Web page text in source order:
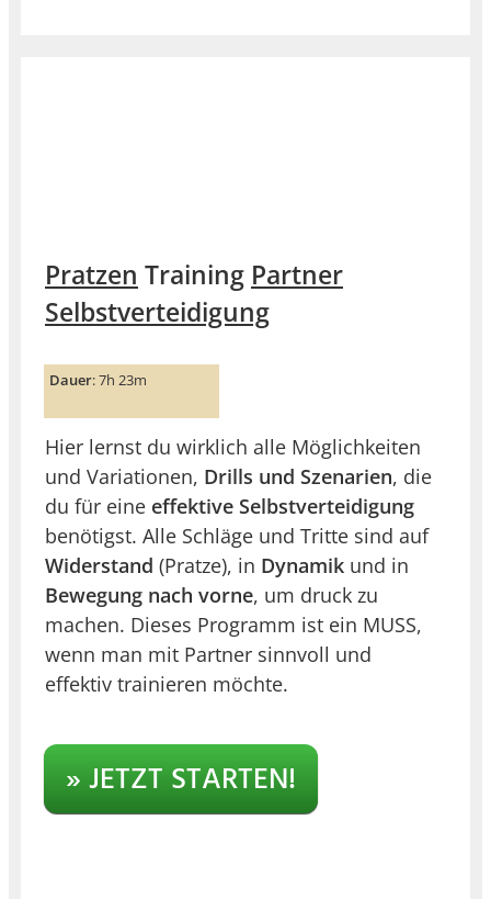
Pratzen Training Partner
Selbstverteidigung
Dauer: 7h 23m
Hier lernst du wirklich alle Möglichkeiten
und Variationen, Drills und Szenarien, die
du für eine effektive Selbstverteidigung
benötigst. Alle Schläge und Tritte sind auf
Widerstand (Pratze), in Dynamik und in
Bewegung nach vorne, um druck zu
machen. Dieses Programm ist ein MUSS,
wenn man mit Partner sinnvoll und
effektiv trainieren möchte.
» JETZT STARTEN!